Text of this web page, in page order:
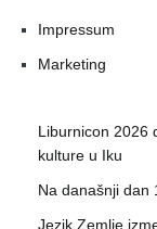
Impressum
Marketing
Liburnicon 2026
kulture u Iku
Na današnji dan
Jezik Zemlje